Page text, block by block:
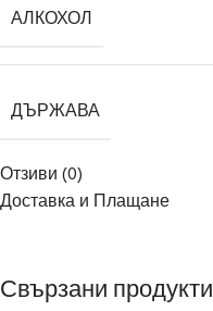
АЛКОХОЛ
ДЪРЖАВА
Отзиви (0)
Доставка и Плащане
Свързани продукти